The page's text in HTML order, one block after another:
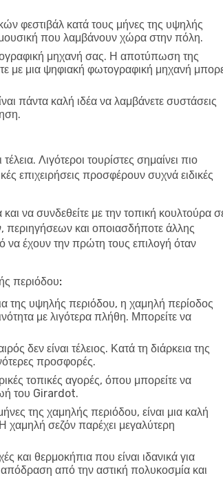
φεστιβάλ κατά τους μήνες της υψηλής
μουσική που λαμβάνουν χώρα στην πόλη.
μηχανή σας. Η αποτύπωση της
με μια ψηφιακή φωτογραφική μηχανή
πάντα καλή ιδέα να λαμβάνετε συστάσεις
Λιγότεροι τουρίστες σημαίνει πιο
επιχειρήσεις προσφέρουν συχνά ειδικές
να συνδεθείτε με την τοπική κουλτούρα
περιηγήσεων και οποιασδήποτε άλλης
να έχουν την πρώτη τους επιλογή όταν
περιόδου:
της υψηλής περιόδου, η χαμηλή περίοδος
με λιγότερα πλήθη. Μπορείτε να
δεν είναι τέλειος. Κατά τη διάρκεια της
προσφορές.
τοπικές αγορές, όπου μπορείτε να
του Girardot.
της χαμηλής περιόδου, είναι μια καλή
χαμηλή σεζόν παρέχει μεγαλύτερη
και θερμοκήπια που είναι ιδανικά για
απόδραση από την αστική πολυκοσμία και